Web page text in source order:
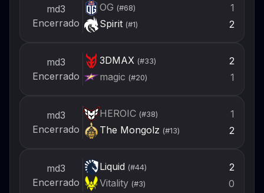
md3
Encerrado
OG (#68)
1
Spirit(#1) 2
md3
Encerrado
3DMAX(#33)
2
magic (#20) 1
md3
Encerrado
HEROIC(#38)
1
The Mongolz (#13) 2
md3
Encerrado
Liquid (#44)
2
Vitality(#3) 0